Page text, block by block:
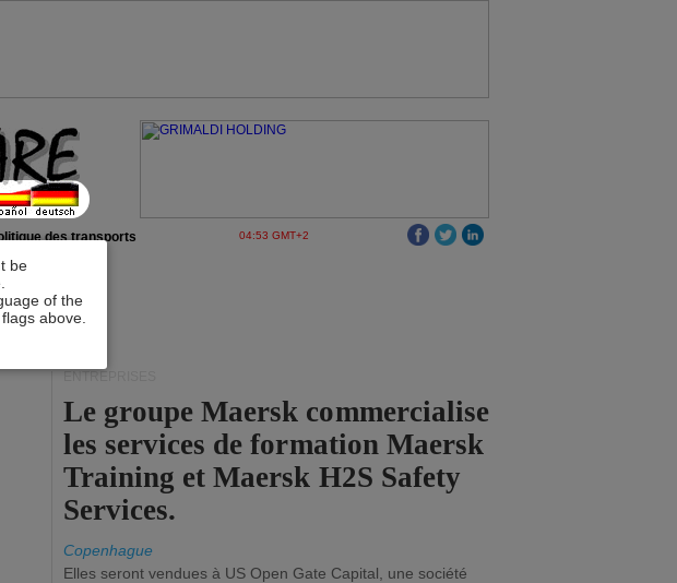
be
of the
above.
des transports 04:53 GMT+2
ENTREPRISES
Le groupe Maersk commercialise
les services de formation Maersk
Training et Maersk H2S Safety
Services.
Copenhague
Elles seront vendues à US Open Gate Capital, une société